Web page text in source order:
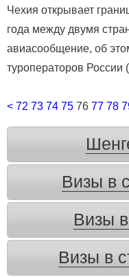
Чехия открывает
года между двумя
авиасообщение, об
туроператоров России
< 72 73 74 75 76 77 78
Визы в
Визы
Визы в